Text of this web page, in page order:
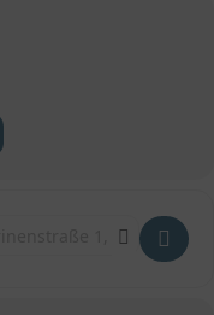
Eine Zeitreise
Address -